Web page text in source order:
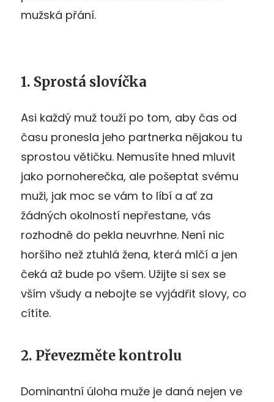
mužská přání.
1. Sprostá slovíčka
Asi každý muž touží po tom, aby čas od
času pronesla jeho partnerka nějakou tu
sprostou větičku. Nemusíte hned mluvit
jako pornoherečka, ale pošeptat svému
muži, jak moc se vám to líbí a ať za
žádných okolností nepřestane, vás
rozhodně do pekla neuvrhne. Není nic
horšího než ztuhlá žena, která mlčí a jen
čeká až bude po všem. Užijte si sex se
vším všudy a nebojte se vyjádřit slovy, co
cítíte.
2. Převezměte kontrolu
Dominantní úloha muže je daná nejen ve